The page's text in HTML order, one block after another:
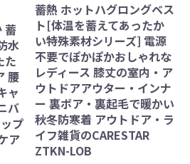
蓄
水
た
腰
ャ
バ
プ
ア
蓄熱 ホットハグロングベス
ト[体温を蓄えてあったか
い特殊素材シリーズ] 電源
不要でぽかぽかおしゃれな
レディース 膝丈の室内・ア
ウトドアアウター・インナ
ー 裏ボア・裏起毛で暖かい
秋冬防寒着 アウトドア・ラ
イフ雑貨のCARESTAR
ZTKN-LOB